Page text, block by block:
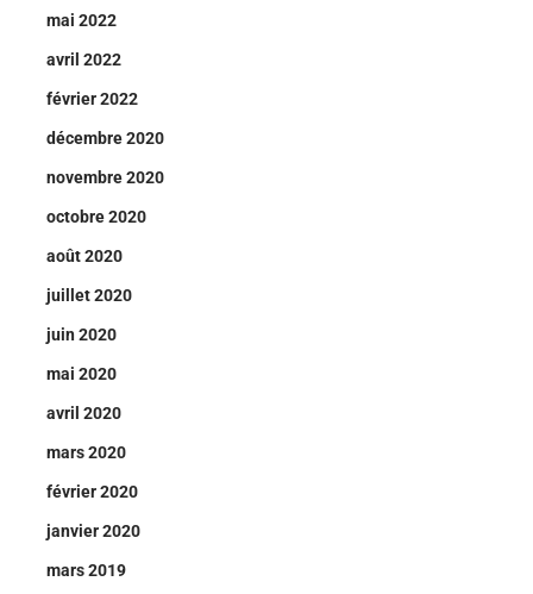
mai 2022
avril 2022
février 2022
décembre 2020
novembre 2020
octobre 2020
août 2020
juillet 2020
juin 2020
mai 2020
avril 2020
mars 2020
février 2020
janvier 2020
mars 2019